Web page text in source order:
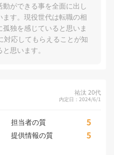
ができる事を全面に出し
す。現役世代は転職の相
独を感じていると思いま
対応してもらえることが知
思います。
祐汰 20代
内定日：2024/6/1
担当者の質 5
提供情報の質 5